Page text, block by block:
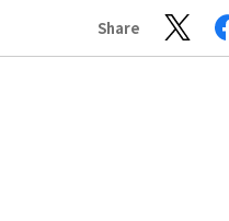
Share